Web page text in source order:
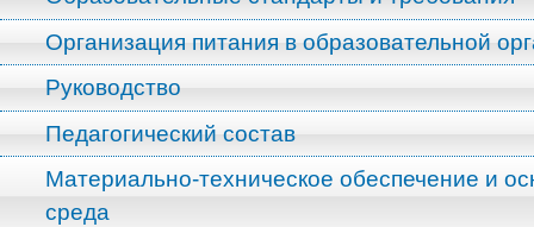
Организация питания в образовательной
Руководство
Педагогический состав
Материально-техническое обеспечение и
среда